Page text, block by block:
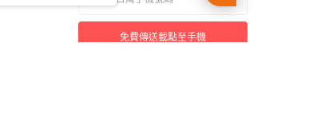
免費傳送載點至手機